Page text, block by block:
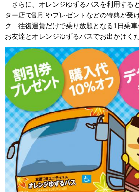
さらに、オレンジゆずるバスを利用する
ター店で割引やプレゼントなどの特典が受
ク！往復運賃だけで乗り放題となる1日乗
お友達とオレンジゆずるバスでお出かけく